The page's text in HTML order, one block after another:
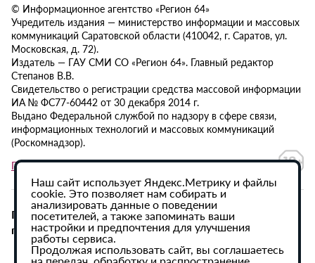
© Информационное агентство «Регион 64»
Учредитель издания — министерство информации и массовых
коммуникаций Саратовской области (410042, г. Саратов, ул.
Московская, д. 72).
Издатель — ГАУ СМИ СО «Регион 64». Главный редактор
Степанов В.В.
Свидетельство о регистрации средства массовой информации
ИА № ФС77-60442 от 30 декабря 2014 г.
Выдано Федеральной службой по надзору в сфере связи,
информационных технологий и массовых коммуникаций
(Роскомнадзор).
Политика в отношении обработки персональных данных
При использовании материалов сайта активная
гиперссылка на ИА «Регион 64» обязательна.
Наш сайт использует Яндекс.Метрику и файлы
cookie. Это позволяет нам собирать и
анализировать данные о поведении
посетителей, а также запоминать ваши
настройки и предпочтения для улучшения
работы сервиса.
Продолжая использовать сайт, вы соглашаетесь